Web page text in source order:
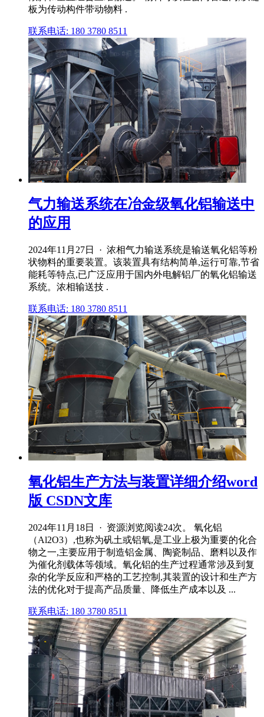
板为传动构件带动物料 .
联系电话: 180 3780 8511
气力输送系统在冶金级氧化铝输送中
的应用
2024年11月27日 · 浓相气力输送系统是输送氧化铝等粉
状物料的重要装置。该装置具有结构简单,运行可靠,节省
能耗等特点,已广泛应用于国内外电解铝厂的氧化铝输送
系统。浓相输送技 .
联系电话: 180 3780 8511
氧化铝生产方法与装置详细介绍word
版 CSDN文库
2024年11月18日 · 资源浏览阅读24次。 氧化铝
（Al2O3）,也称为矾土或铝氧,是工业上极为重要的化合
物之一,主要应用于制造铝金属、陶瓷制品、磨料以及作
为催化剂载体等领域。氧化铝的生产过程通常涉及到复
杂的化学反应和严格的工艺控制,其装置的设计和生产方
法的优化对于提高产品质量、降低生产成本以及 ...
联系电话: 180 3780 8511